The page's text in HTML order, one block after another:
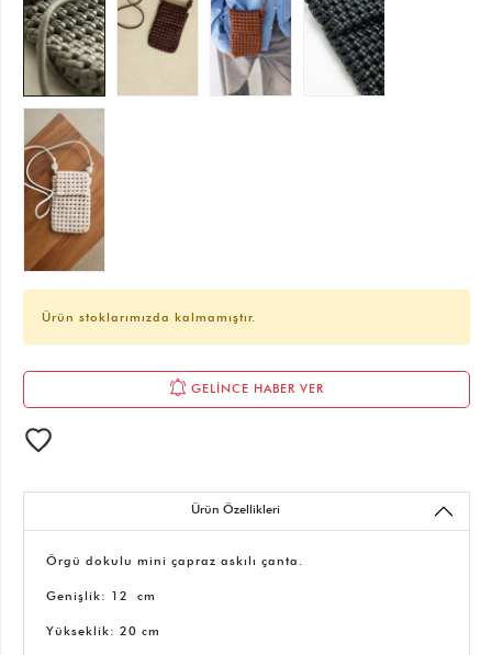
Ürün stoklarımızda kalmamıştır.
GELİNCE HABER VER
Ürün Özellikleri
Örgü dokulu mini çapraz askılı çanta.
Genişlik: 12 cm
Yükseklik: 20 cm